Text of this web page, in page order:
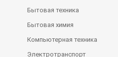
Бытовая техника
Бытовая химия
Компьютерная техника
Электротранспорт